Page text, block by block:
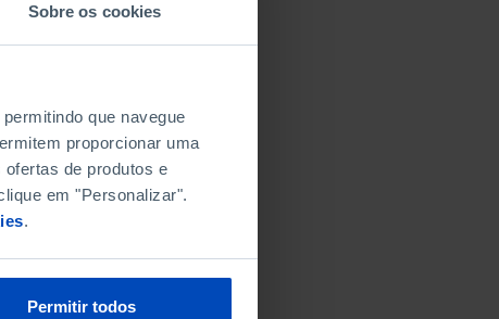
Sobre os cookies
que navegue
proporcionar uma
de produtos e
em "Personalizar".
.
Permitir todos